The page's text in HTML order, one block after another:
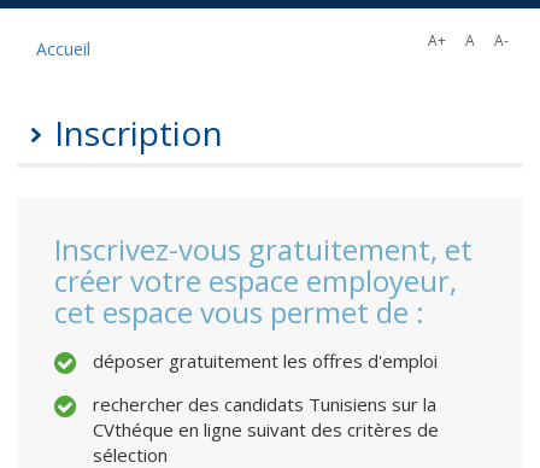
Accueil A+ A A-
Inscription
Inscrivez-vous gratuitement, et
créer votre espace employeur,
cet espace vous permet de :
déposer gratuitement les offres d'emploi
rechercher des candidats Tunisiens sur la
CVthéque en ligne suivant des critères de
sélection